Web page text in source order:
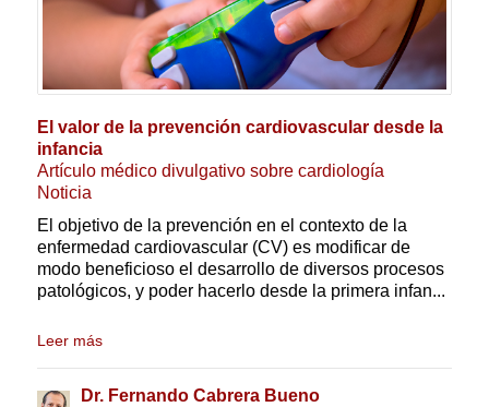
El valor de la prevención cardiovascular desde la
infancia
Artículo médico divulgativo sobre cardiología
Noticia
El objetivo de la prevención en el contexto de la
enfermedad cardiovascular (CV) es modificar de
modo beneficioso el desarrollo de diversos procesos
patológicos, y poder hacerlo desde la primera infan...
Leer más
Dr. Fernando Cabrera Bueno